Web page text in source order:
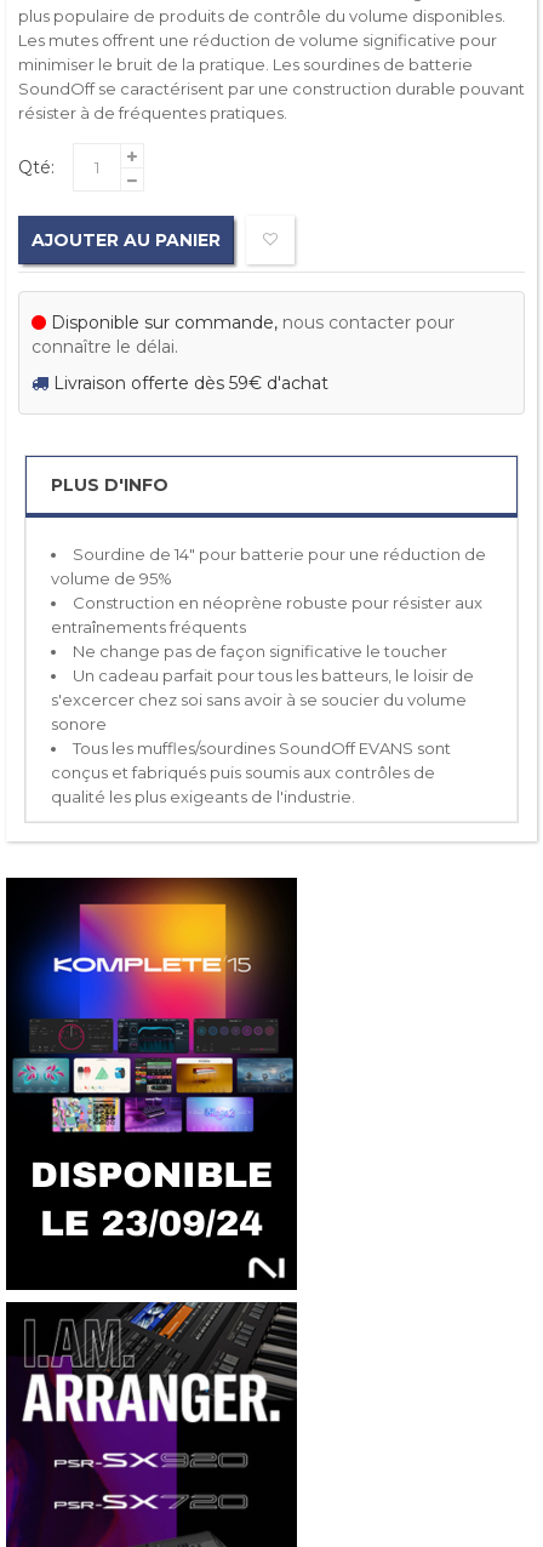
plus populaire de produits de contrôle du volume disponibles.
Les mutes offrent une réduction de volume significative pour
minimiser le bruit de la pratique. Les sourdines de batterie
SoundOff se caractérisent par une construction durable pouvant
résister à de fréquentes pratiques.
Qté:
AJOUTER AU PANIER
Disponible sur commande, nous contacter pour
connaître le délai.
Livraison offerte dès 59€ d'achat
PLUS D'INFO
Sourdine de 14" pour batterie pour une réduction de
volume de 95%
Construction en néoprène robuste pour résister aux
entraînements fréquents
Ne change pas de façon significative le toucher
Un cadeau parfait pour tous les batteurs, le loisir de
s'excercer chez soi sans avoir à se soucier du volume
sonore
Tous les muffles/sourdines SoundOff EVANS sont
conçus et fabriqués puis soumis aux contrôles de
qualité les plus exigeants de l'industrie.